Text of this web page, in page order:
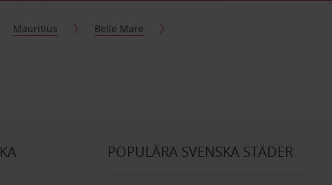
Mauritius
Belle Mare
POPULÄRA SVENSKA STÄDER